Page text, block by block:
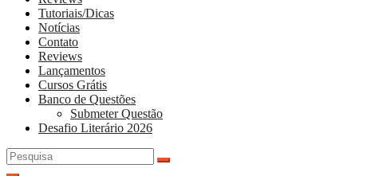
Tutoriais/Dicas
Notícias
Contato
Reviews
Lançamentos
Cursos Grátis
Banco de Questões
Submeter Questão
Desafio Literário 2026
Pesquisar
por: